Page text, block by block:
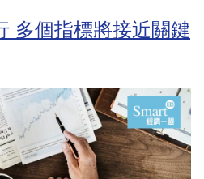
多個指標將接近關鍵